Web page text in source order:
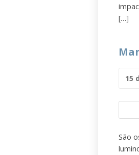
[…]
15
São